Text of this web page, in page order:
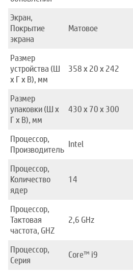
Экран,
Покрытие
экрана
Матовое
Размер
устройства (Ш
x Г x В), мм
358 x 20 x 242
Размер
упаковки (Ш x
Г x В), мм
430 x 70 x 300
Процессор,
Производитель
Intel
Процессор,
Количество
ядер
14
Процессор,
Тактовая
частота, GHZ
2,6 GHz
Процессор,
Серия
Core™ i9